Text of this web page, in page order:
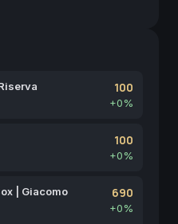
100
+0%
100
+0%
| Giacomo
690
+0%